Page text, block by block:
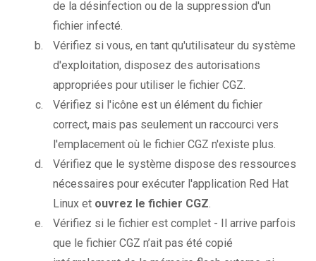
de la désinfection ou de la suppression d'un
fichier infecté.
Vérifiez si vous, en tant qu'utilisateur du système
d'exploitation, disposez des autorisations
appropriées pour utiliser le fichier CGZ.
Vérifiez si l'icône est un élément du fichier
correct, mais pas seulement un raccourci vers
l'emplacement où le fichier CGZ n'existe plus.
Vérifiez que le système dispose des ressources
nécessaires pour exécuter l'application Red Hat
Linux et ouvrez le fichier CGZ.
Vérifiez si le fichier est complet - Il arrive parfois
que le fichier CGZ n’ait pas été copié